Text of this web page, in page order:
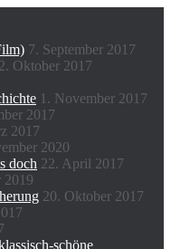
7. September 2017
Oktober 2017
1. November 2017
2017
2017
2020
doch 22. April 2017
2019
20. Oktober 2017
schöne